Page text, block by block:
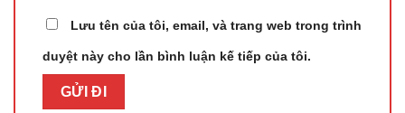
Lưu tên của tôi, email, và trang web trong trình
duyệt này cho lần bình luận kế tiếp của tôi.